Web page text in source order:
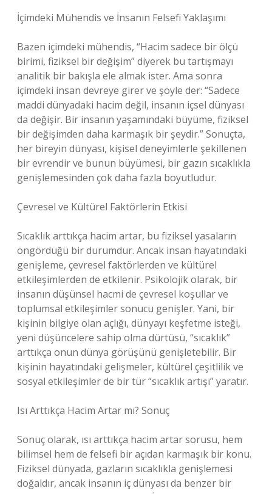
İçimdeki Mühendis ve İnsanın Felsefi Yaklaşımı
Bazen içimdeki mühendis, “Hacim sadece bir ölçü
birimi, fiziksel bir değişim” diyerek bu tartışmayı
analitik bir bakışla ele almak ister. Ama sonra
içimdeki insan devreye girer ve şöyle der: “Sadece
maddi dünyadaki hacim değil, insanın içsel dünyası
da değişir. Bir insanın yaşamındaki büyüme, fiziksel
bir değişimden daha karmaşık bir şeydir.” Sonuçta,
her bireyin dünyası, kişisel deneyimlerle şekillenen
bir evrendir ve bunun büyümesi, bir gazın sıcaklıkla
genişlemesinden çok daha fazla boyutludur.
Çevresel ve Kültürel Faktörlerin Etkisi
Sıcaklık arttıkça hacim artar, bu fiziksel yasaların
öngördüğü bir durumdur. Ancak insan hayatındaki
genişleme, çevresel faktörlerden ve kültürel
etkileşimlerden de etkilenir. Psikolojik olarak, bir
insanın düşünsel hacmi de çevresel koşullar ve
toplumsal etkileşimler sonucu genişler. Yani, bir
kişinin bilgiye olan açlığı, dünyayı keşfetme isteği,
yeni düşüncelere sahip olma dürtüsü, “sıcaklık”
arttıkça onun dünya görüşünü genişletebilir. Bir
kişinin hayatındaki gelişmeler, kültürel çeşitlilik ve
sosyal etkileşimler de bir tür “sıcaklık artışı” yaratır.
Isı Arttıkça Hacim Artar mı? Sonuç
Sonuç olarak, ısı arttıkça hacim artar sorusu, hem
bilimsel hem de felsefi bir açıdan karmaşık bir konu.
Fiziksel dünyada, gazların sıcaklıkla genişlemesi
doğaldır, ancak insanın iç dünyası da benzer bir